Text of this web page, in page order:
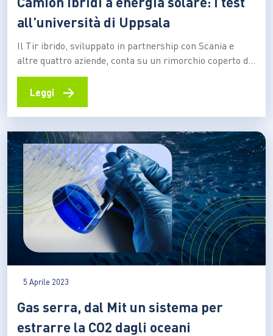
all’università di Uppsala
Il Tir ibrido, sviluppato in partnership con Scania e
altre quattro aziende, conta su un rimorchio coperto da
pannelli solari, grazie ai quali riesce ad autoprodurre
parte dell’energia necessaria per muoversi Sviluppare
sostenibilità ambientale uno dei suoi requisiti
principali, e sia in…
Leggi →
5 Aprile 2023
Gas serra, dal Mit un sistema per
estrarre la CO2 dagli oceani